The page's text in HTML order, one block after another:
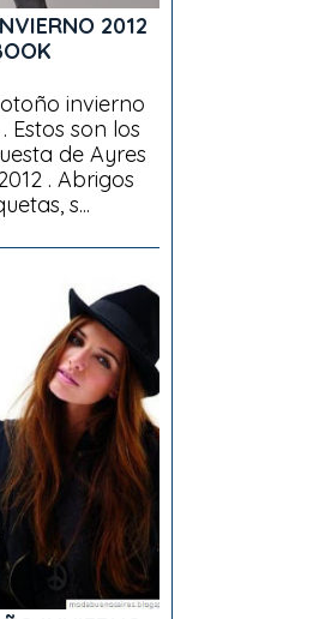
2012
invierno
Estos son los
de Ayres
. Abrigos
s...